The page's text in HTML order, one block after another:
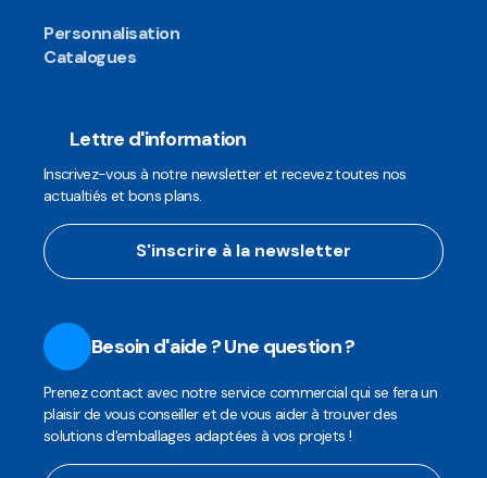
Personnalisation
Catalogues
Lettre d'information
Inscrivez-vous à notre newsletter et recevez toutes nos
actualtiés et bons plans.
S'inscrire à la newsletter
Besoin d'aide ? Une question ?
Prenez contact avec notre service commercial qui se fera un
plaisir de vous conseiller et de vous aider à trouver des
solutions d'emballages adaptées à vos projets !